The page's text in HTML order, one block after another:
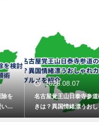
2026.08.07
名古屋覚王山日泰寺参道の食べ歩
きは？異国情緒漂うおしゃれカフ
ェや屋台グルメを紹介